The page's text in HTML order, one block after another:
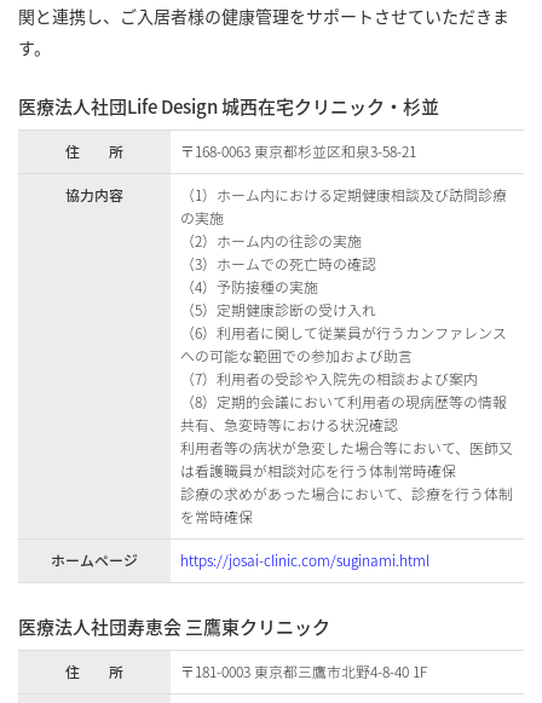
関と連携し、ご入居者様の健康管理をサポートさせていただきま
す。
医療法人社団Life Design 城西在宅クリニック・杉並
住 所
〒168-0063 東京都杉並区和泉3-58-21
協力内容
（1）ホーム内における定期健康相談及び訪問診療
の実施
（2）ホーム内の往診の実施
（3）ホームでの死亡時の確認
（4）予防接種の実施
（5）定期健康診断の受け入れ
（6）利用者に関して従業員が行うカンファレンス
への可能な範囲での参加および助言
（7）利用者の受診や入院先の相談および案内
（8）定期的会議において利用者の現病歴等の情報
共有、急変時等における状況確認
利用者等の病状が急変した場合等において、医師又
は看護職員が相談対応を行う体制常時確保
診療の求めがあった場合において、診療を行う体制
を常時確保
ホームページ
https://josai-clinic.com/suginami.html
医療法人社団寿恵会 三鷹東クリニック
住 所
〒181-0003 東京都三鷹市北野4-8-40 1F